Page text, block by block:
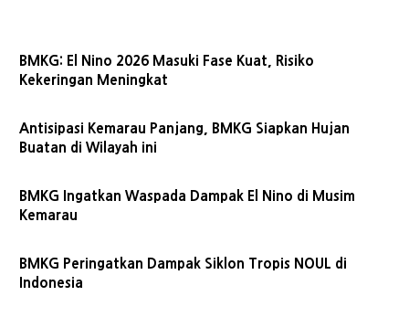
BMKG: El Nino 2026 Masuki Fase Kuat, Risiko
Kekeringan Meningkat
Antisipasi Kemarau Panjang, BMKG Siapkan Hujan
Buatan di Wilayah ini
BMKG Ingatkan Waspada Dampak El Nino di Musim
Kemarau
BMKG Peringatkan Dampak Siklon Tropis NOUL di
Indonesia